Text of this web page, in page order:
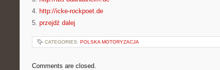
4. http://icke-rockpoet.de
5. przejdź dalej
CATEGORIES: POLSKA MOTORYZACJA
Comments are closed.